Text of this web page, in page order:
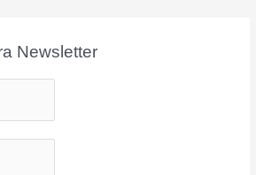
Newsletter